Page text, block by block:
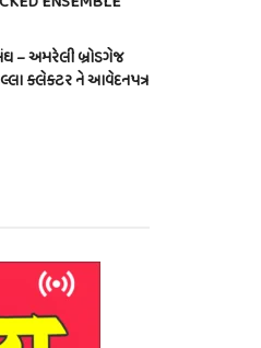
– અમરેલી બ્રોડગેજ
કલેકટર ને આવેદનપત્ર